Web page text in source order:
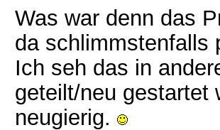
Was war denn das
da schlimmstenfalls
Ich seh das in
geteilt/neu gestartet
neugierig.